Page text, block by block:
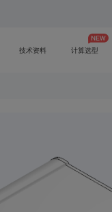
技术资料 计算选型